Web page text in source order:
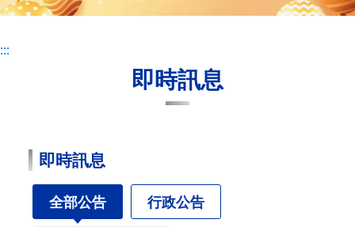
:::
即時訊息
即時訊息
全部公告 行政公告